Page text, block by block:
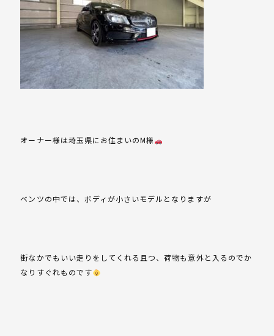
オーナー様は埼玉県にお住まいのM様
ベンツの中では、ボディが小さいモデルとなりますが
街なかでもいい走りをしてくれる且つ、荷物も意外と入るのでか
なりすぐれものです